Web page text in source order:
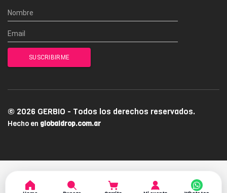
© 2026 GERBIO - Todos los derechos reservados.
Hecho en globaldrop.com.ar